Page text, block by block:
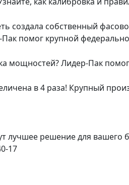
создала собственный
помог крупной
мощностей? Лидер-Пак
в 4 раза! Крупный
лучшее решение для вашего
17